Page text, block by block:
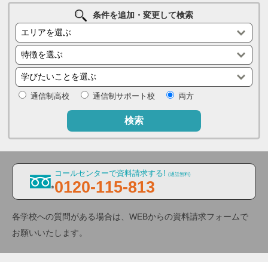
条件を追加・変更して検索
通信制高校 通信制サポート校 両方
検索
コールセンターで資料請求する! (通話無料)
0120-115-813
各学校への質問がある場合は、WEBからの資料請求フォームで
お願いいたします。